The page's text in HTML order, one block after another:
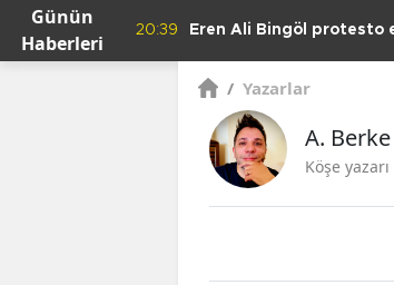
Günün
Haberleri
20:39 Eren Ali Bingöl protesto
/ Yazarlar
A. Berke
Köşe yazarı